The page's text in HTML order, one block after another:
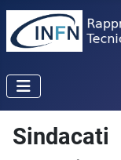
Sindacati